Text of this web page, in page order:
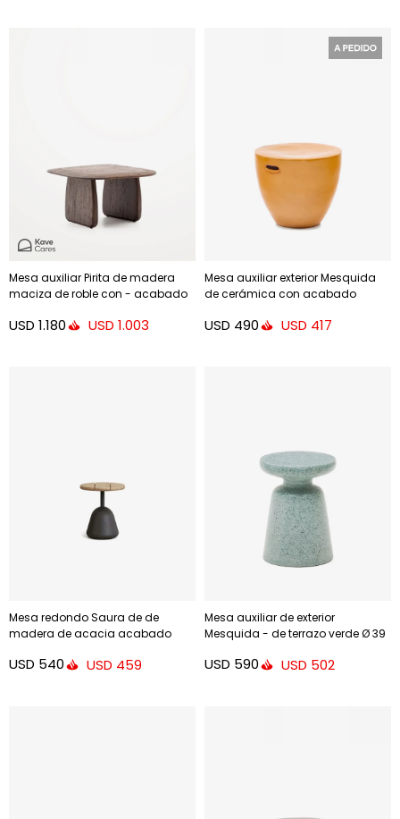
Mesa auxiliar Pirita de madera
maciza de roble con - acabado
USD 1.180 USD 1.003
Mesa auxiliar exterior Mesquida
de cerámica con acabado
USD 490 USD 417
Mesa redondo Saura de de
madera de acacia acabado
USD 540 USD 459
Mesa auxiliar de exterior
Mesquida - de terrazo verde Ø 39
USD 590 USD 502